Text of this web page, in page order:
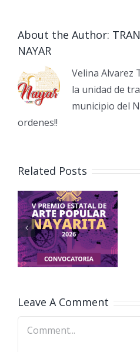
About the Author:
NAYAR
Velina Alvarez
la unidad de
municipio del
ordenes!!
Related Posts
de
Personas
Leave A Comment
Comment